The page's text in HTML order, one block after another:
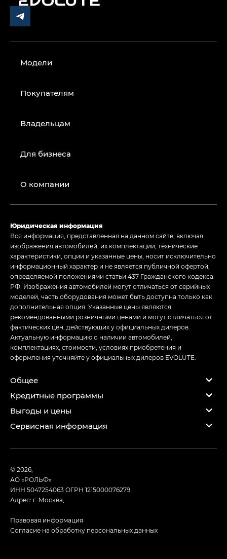
Модели
Покупателям
Владельцам
Для бизнеса
О компании
Юридическая информация
Вся информация, представленная на данном сайте, включая
изображения автомобилей, их комплектации, технические
характеристики, опции и указанные цены, носит исключительно
информационный характер и не является публичной офертой,
определяемой положениями статьи 437 Гражданского кодекса
РФ. Изображения автомобилей могут отличаться от серийных
моделей, часть оборудования может быть доступна только как
дополнительная опция. Указанные цены являются
рекомендованными розничными ценами и могут отличаться от
фактических цен, действующих у официальных дилеров.
Актуальную информацию о наличии автомобилей,
комплектациях, стоимости, условиях приобретения и
оформления уточняйте у официальных дилеров EVOLUTE.
Общее
Кредитные программы
Выгоды и цены
Сервисная информация
© 2026,
АО «РОЛЬФ»
ИНН 5047254063ОГРН 1215000076279
Адрес: г. Москва,
Правовая информация
Согласие на обработку персональных данных